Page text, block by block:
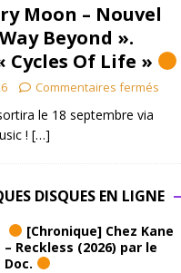
Moon – Nouvel
Beyond ».
Cycles Of Life »
Commentaires fermés
le 18 septembre via
! […]
DISQUES EN LIGNE
[Chronique] Chez Kane
– Reckless (2026) par le
Doc.